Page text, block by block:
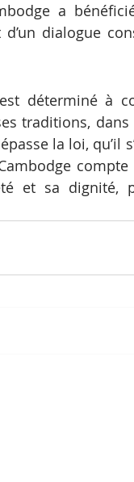
a
dialogue
déterminé à
traditions,
la loi, qu’il
compte
et sa dignité,